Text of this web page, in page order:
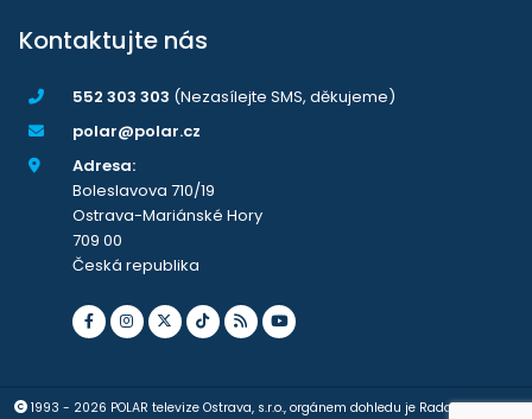
Kontaktujte nás
552 303 303 (Nezasílejte SMS, děkujeme)
polar@polar.cz
Adresa:
Boleslavova 710/19
Ostrava-Mariánské Hory
709 00
Česká republika
1993 - 2026 POLAR televize Ostrava, s.r.o., orgánem dohledu je Rada pro